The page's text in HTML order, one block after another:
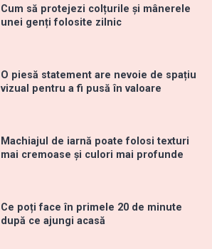
Cum să protejezi colțurile și mânerele
unei genți folosite zilnic
O piesă statement are nevoie de spațiu
vizual pentru a fi pusă în valoare
Machiajul de iarnă poate folosi texturi
mai cremoase și culori mai profunde
Ce poți face în primele 20 de minute
după ce ajungi acasă